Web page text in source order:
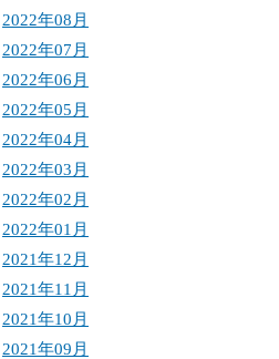
2022年08月
2022年07月
2022年06月
2022年05月
2022年04月
2022年03月
2022年02月
2022年01月
2021年12月
2021年11月
2021年10月
2021年09月